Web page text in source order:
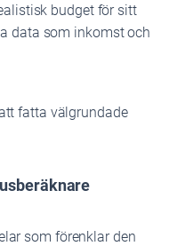
budget för sitt
data som inkomst och
fatta välgrundade
som förenklar den